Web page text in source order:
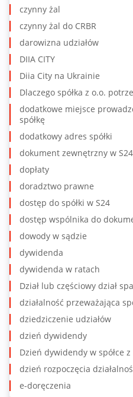
czynny żal
czynny żal do CRBR
darowizna udziałów
DIIA CITY
Diia City na Ukrainie
Dlaczego spółka z o.o.
dodatkowe miejsce
spółkę
dodatkowy adres spółki
dokument zewnętrzny w S24
dopłaty
doradztwo prawne
dostęp do spółki w S24
dostęp wspólnika do
dowody w sądzie
dywidenda
dywidenda w ratach
Dział lub częściowy dział
działalność przeważająca
dziedziczenie udziałów
dzień dywidendy
Dzień dywidendy w spółce z
dzień rozpoczęcia
e-doręczenia